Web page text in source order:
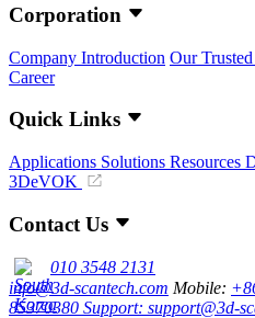
Corporation
Company Introduction Our
Career
Quick Links
Applications Solutions Resources
3DeVOK
Contact Us
010 3548 2131
info@3d-scantech.com Mobile:
85370380 Support: support@3d-